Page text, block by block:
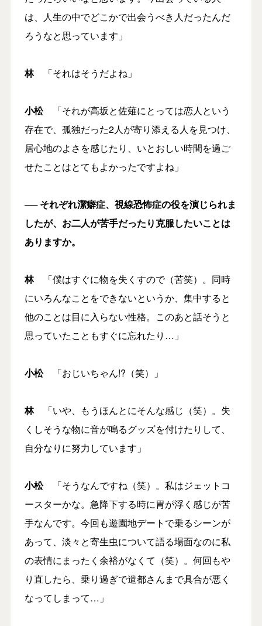
は、人生の中でどこかで出会うべき人だったんだ
ろうなと思っています」
林「それはそうだよね」
小松「それが高坂と佐薙にとっては恋人という
存在で、孤独だった2人が寄り添える人を見つけ、
居心地のよさを感じたり、いとおしい時間を過ご
せたことはとてもよかったですよね」
── それぞれ潔癖症、視線恐怖症の役を演じられま
したが、お二人が苦手だったり克服したいことは
ありますか。
林「僕はすぐに物を失くすので（苦笑）。同時
にいろんなことをできないというか、集中すると
他のことは目に入らない性格。このあと話そうと
思っていたこともすぐに忘れたり…」
小松「おじいちゃん!?（笑）」
林「いや、もうほんとにそんな感じ（笑）。失
くしそうな物に音が鳴るグッズを付けたりして、
自分なりに努力しています」
小松「そうなんですね（笑）。私はジェットコ
ースターかな。急降下する時に胃が浮く感じが苦
手なんです。今回も遊園地デートで乗るシーンが
あって、淡々と寄生虫について語る場面なのに私
の表情にまったく余裕がなくて（笑）。何回もや
り直したら、乗り過ぎで遣都さんまで具合が悪く
なってしまって…」